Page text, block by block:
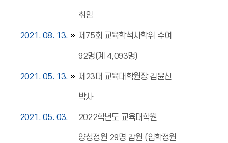
취임
2021. 08. 13. 제75회 교육학석사학위 수여
92명(계 4,093명)
2021. 05. 13. 제23대 교육대학원장 김윤신
박사
2021. 05. 03. 2022학년도 교육대학원
양성정원 29명 감원 (입학정원